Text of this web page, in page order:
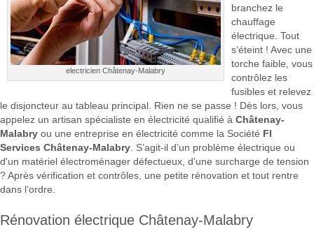
electricien Châtenay-Malabry
branchez le
chauffage
électrique. Tout
s’éteint ! Avec une
torche faible, vous
contrôlez les
fusibles et relevez
le disjoncteur au tableau principal. Rien ne se passe ! Dès lors, vous
appelez un artisan spécialiste en électricité qualifié à Châtenay-
Malabry ou une entreprise en électricité comme la Société FI
Services Châtenay-Malabry . S’agit-il d’un problème électrique ou
d'un matériel électroménager défectueux, d’une surcharge de tension
? Après vérification et contrôles, une petite rénovation et tout rentre
dans l’ordre.
Rénovation électrique Châtenay-Malabry